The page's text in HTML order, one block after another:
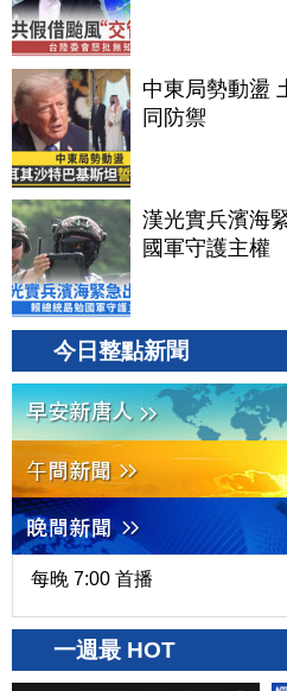
中東局勢動盪
同防禦
漢光實兵濱海
國軍守護主權
今日整點新聞
每晚 7:00 首播
一週最 HOT